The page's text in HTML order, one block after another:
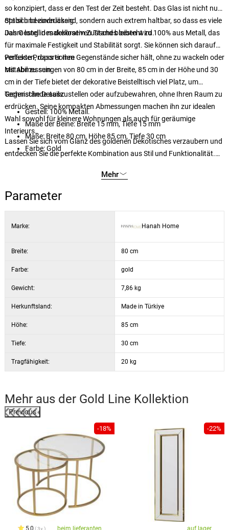
so konzipiert, dass er den Test der Zeit besteht. Das Glas ist nicht nur
optisch beeindruckend, sondern auch extrem haltbar, so dass es viele
Jahre lang in makellosem Zustand bleiben wird.
Stabil und zuverlässig
Das Gestell des dekorativen Tisches besteht zu 100% aus Metall, das
für maximale Festigkeit und Stabilität sorgt. Sie können sich darauf
verlassen, dass er Ihre Gegenstände sicher hält, ohne zu wackeln oder
instabil zu sein.
Perfekte Proportionen
Mit Abmessungen von 80 cm in der Breite, 85 cm in der Höhe und 30
cm in der Tiefe bietet der dekorative Beistelltisch viel Platz, um
Gegenstände auszustellen oder aufzubewahren, ohne Ihren Raum zu
erdrücken. Seine kompakten Abmessungen machen ihn zur idealen
Wahl sowohl für kleinere Wohnungen als auch für geräumige
Interieurs.
Technische Details:
Gestell: 100% Metall.
Maße der Beine: Breite 15 mm, Tiefe 15 mm
Maße: Breite 80 cm, Höhe 85 cm, Tiefe 30 cm
Farbe: Gold
Lassen Sie sich vom Glanz des goldenen Dekotisches verzaubern und
entdecken Sie die perfekte Kombination aus Stil und Funktionalität.
außergewöhnlichen Möbelstück. Bestellen Sie ihn jetzt und lassen Sie
sich von ihm verzaubern.
Mehr
Parameter
Marke: Hanah Home
Breite: 80 cm
Farbe: gold
Gewicht: 7,86 kg
Herkunftsland: Made in Türkiye
Höhe: 85 cm
Tiefe: 30 cm
Tragfähigkeit: 20 kg
Mehr aus der Gold Line Kollektion
Previous
-18%
3x
-22%